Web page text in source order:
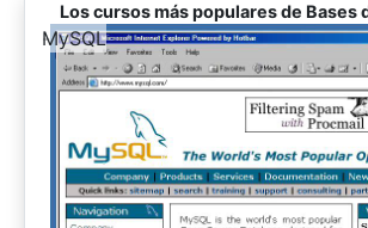
Los cursos más populares de Bases
-
MySQL